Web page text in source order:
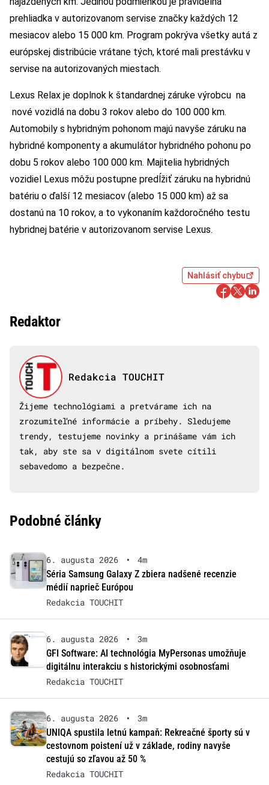
prehliadka v autorizovanom servise značky každých 12
mesiacov alebo 15 000 km. Program pokrýva všetky autá z
európskej distribúcie vrátane tých, ktoré mali prestávku v
servise na autorizovaných miestach.
Lexus Relax je doplnok k štandardnej záruke výrobcu na
nové vozidlá na dobu 3 rokov alebo do 100 000 km.
Automobily s hybridným pohonom majú navyše záruku na
hybridné komponenty a akumulátor hybridného pohonu po
dobu 5 rokov alebo 100 000 km. Majitelia hybridných
vozidiel Lexus môžu postupne predĺžiť záruku na hybridnú
batériu o ďalší 12 mesiacov (alebo 15 000 km) až sa
dostanú na 10 rokov, a to vykonaním každoročného testu
hybridnej batérie v autorizovanom servise Lexus.
Nahlásiť chybu
Redaktor
Redakcia TOUCHIT
Žijeme technológiami a pretvárame ich na
zrozumiteľné informácie a príbehy. Sledujeme
trendy, testujeme novinky a prinášame vám ich
tak, aby ste sa v digitálnom svete cítili
sebavedomo a bezpečne.
Podobné články
6. augusta 2026 •
4m
Séria Samsung Galaxy Z zbiera nadšené recenzie
médií naprieč Európou
Redakcia TOUCHIT
6. augusta 2026 •
3m
GFI Software: AI technológia MyPersonas umožňuje
digitálnu interakciu s historickými osobnosťami
Redakcia TOUCHIT
6. augusta 2026 •
3m
UNIQA spustila letnú kampaň: Rekreačné športy sú v
cestovnom poistení už v základe, rodiny navyše
cestujú so zľavou až 50 %
Redakcia TOUCHIT